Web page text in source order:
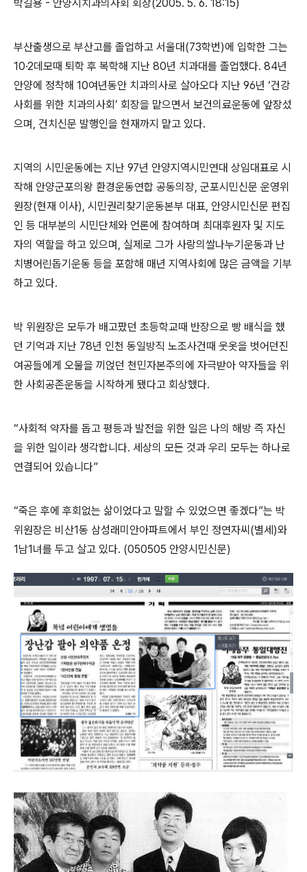
박길용 - 안양시치과의사회 회장(2005. 5. 6. 18:15)
부산출생으로 부산고를 졸업하고 서울대(73학번)에 입학한 그는
10·2데모때 퇴학 후 복학해 지난 80년 치과대를 졸업했다. 84년
안양에 정착해 10여년동안 치과의사로 살아오다 지난 96년 ‘건강
사회를 위한 치과의사회 ’ 회장을 맡으면서 보건의료운동에 앞장섰
으며, 건치신문 발행인을 현재까지 맡고 있다.
지역의 시민운동에는 지난 97년 안양지역시민연대 상임대표로 시
작해 안양군포의왕 환경운동연합 공동의장, 군포시민신문 운영위
원장(현재 이사), 시민권리찾기운동본부 대표, 안양시민신문 편집
인 등 대부분의 시민단체와 언론에 참여하며 최대후원자 및 지도
자의 역할을 하고 있으며, 실제로 그가 사랑의쌀나누기운동과 난
치병어린돕기운동 등을 포함해 매년 지역사회에 많은 금액을 기부
하고 있다.
박 위원장은 모두가 배고팠던 초등학교때 반장으로 빵 배식을 했
던 기억과 지난 78년 인천 동일방직 노조사건때 웃옷을 벗어던진
여공들에게 오물을 끼얹던 천민자본주의에 자극받아 약자들을 위
한 사회공존운동을 시작하게 됐다고 회상했다.
“사회적 약자를 돕고 평등과 발전을 위한 일은 나의 해방 즉 자신
을 위한 일이라 생각합니다. 세상의 모든 것과 우리 모두는 하나로
연결되어 있습니다”
“죽은 후에 후회없는 삶이었다고 말할 수 있었으면 좋겠다”는 박
위원장은 비산1동 삼성래미안아파트에서 부인 정연자씨(별세)와
1남1녀를 두고 살고 있다. (050505 안양시민신문)